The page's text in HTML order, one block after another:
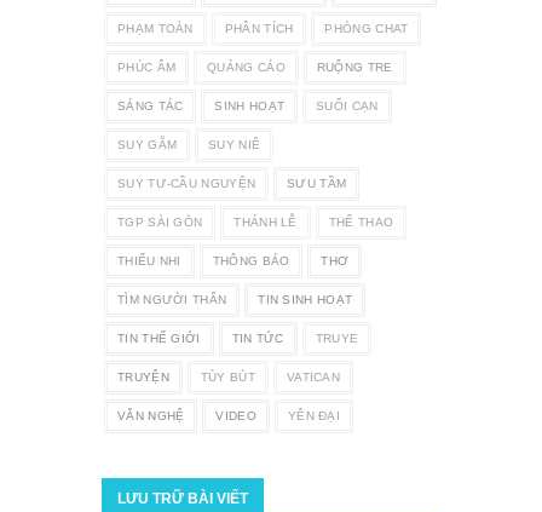
PHẠM TOÀN PHÂN TÍCH PHÒNG CHAT
PHÚC ÂM QUẢNG CÁO RUỘNG TRE
SÁNG TÁC SINH HOẠT SUỐI CẠN
SUY GẪM SUY NIÊ
SUY TƯ-CẦU NGUYỆN SƯU TẦM
TGP SÀI GÒN THÁNH LỄ THỂ THAO
THIẾU NHI THÔNG BÁO THƠ
TÌM NGƯỜI THÂN TIN SINH HOẠT
TIN THẾ GIỚI TIN TỨC TRUYE
TRUYỆN TÙY BÚT VATICAN
VĂN NGHỆ VIDEO YÊN ĐẠI
LƯU TRỮ BÀI VIẾT